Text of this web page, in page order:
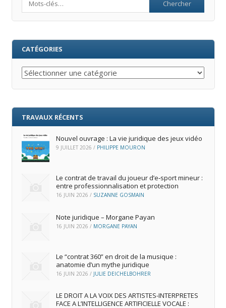
CATÉGORIES
Catégories
TRAVAUX RÉCENTS
Nouvel ouvrage : La vie juridique des jeux vidéo
9 JUILLET 2026 / PHILIPPE MOURON
Le contrat de travail du joueur d’e‑sport mineur :
entre professionnalisation et protection
16 JUIN 2026 / SUZANNE GOSMAIN
Note juridique – Morgane Payan
16 JUIN 2026 / MORGANE PAYAN
Le “contrat 360” en droit de la musique :
anatomie d’un mythe juridique
16 JUIN 2026 / JULIE DEICHELBOHRER
LE DROIT A LA VOIX DES ARTISTES-INTERPRETES
FACE A L’INTELLIGENCE ARTIFICIELLE VOCALE :